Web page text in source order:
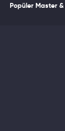
Popüler Master &